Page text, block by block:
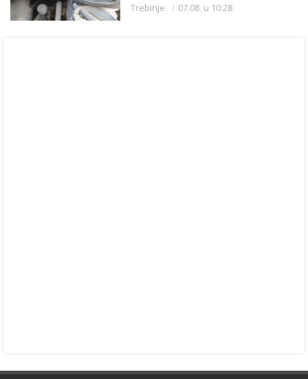
Trebinje 07.08. u 10:28